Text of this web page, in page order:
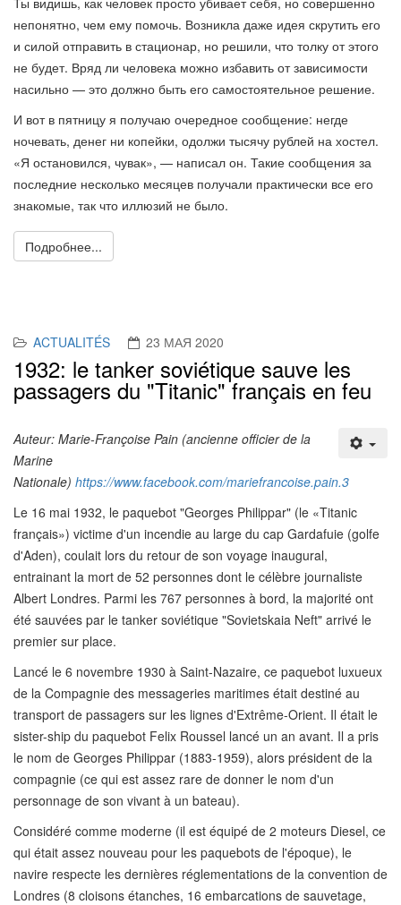
непонятно, чем ему помочь. Возникла даже идея скрутить его
и силой отправить в стационар, но решили, что толку от этого
не будет. Вряд ли человека можно избавить от зависимости
насильно — это должно быть его самостоятельное решение.
И вот в пятницу я получаю очередное сообщение: негде
ночевать, денег ни копейки, одолжи тысячу рублей на хостел.
«Я остановился, чувак», — написал он. Такие сообщения за
последние несколько месяцев получали практически все его
знакомые, так что иллюзий не было.
Подробнее...
Previous
ACTUALITÉS 23 МАЯ 2020
1932: le tanker soviétique sauve les
passagers du "Titanic" français en feu
Auteur: Marie-Françoise Pain (ancienne officier de la
Marine
Nationale) https://www.facebook.com/mariefrancoise.pain.3
Le 16 mai 1932, le paquebot "Georges Philippar" (le «Titanic
français») victime d'un incendie au large du cap Gardafuie (golfe
d'Aden), coulait lors du retour de son voyage inaugural,
entrainant la mort de 52 personnes dont le célèbre journaliste
Albert Londres. Parmi les 767 personnes à bord, la majorité ont
été sauvées par le tanker soviétique "Sovietskaia Neft" arrivé le
premier sur place.
Lancé le 6 novembre 1930 à Saint-Nazaire, ce paquebot luxueux
de la Compagnie des messageries maritimes était destiné au
transport de passagers sur les lignes d'Extrême-Orient. Il était le
sister-ship du paquebot Felix Roussel lancé un an avant. Il a pris
le nom de Georges Philippar (1883-1959), alors président de la
compagnie (ce qui est assez rare de donner le nom d'un
personnage de son vivant à un bateau).
Considéré comme moderne (il est équipé de 2 moteurs Diesel, ce
qui était assez nouveau pour les paquebots de l'époque), le
navire respecte les dernières réglementations de la convention de
Londres (8 cloisons étanches, 16 embarcations de sauvetage,